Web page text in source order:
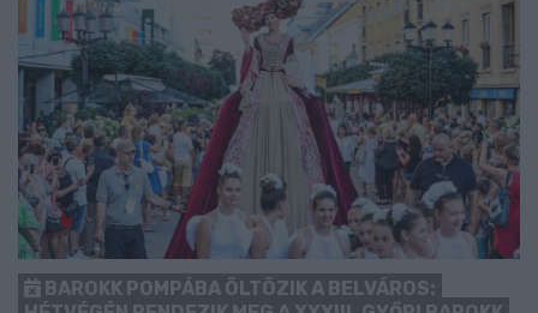
BAROKK POMPÁBA ÖLTÖZIK A BELVÁROS: